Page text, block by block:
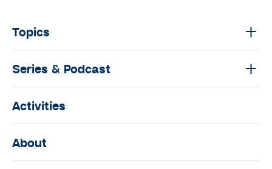
Topics
Series & Podcast
Activities
About